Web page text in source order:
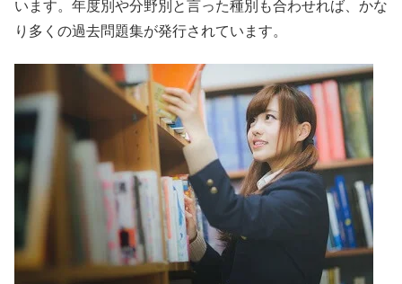
います。年度別や分野別と言った種別も合わせれば、かな
り多くの過去問題集が発行されています。